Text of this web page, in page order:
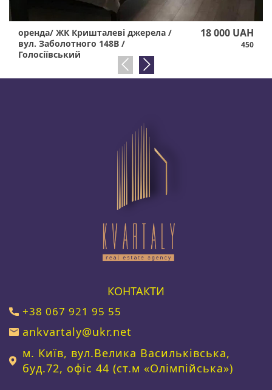
оренда/ ЖК Кришталеві джерела /
вул. Заболотного 148В /
Голосіївський
18 000 UAH
450
КОНТАКТИ
+38 067 921 95 55
ankvartaly@ukr.net
м. Київ, вул.Велика Васильківська,
буд.72, офіс 44 (ст.м «Олімпійська»)